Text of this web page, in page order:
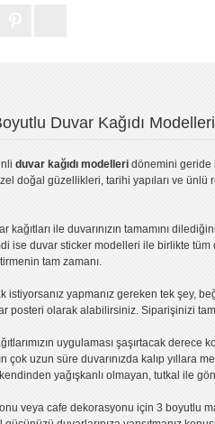
Duvar Kağıdı
duvar kağıdı modelleri dönemini geride
doğal güzellikleri, tarihi yapıları ve
kağıtları ile duvarınızın tamamını
ise duvar sticker modelleri ile birlikte tüm
tam zamanı.
istiyorsanız yapmanız gereken tek şey,
posteri olarak alabilirsiniz. Siparişinizi
uygulaması şaşırtacak derece
çok uzun süre duvarınızda kalıp yıllara
yağışkanlı olmayan, tutkal ile
veya cafe dekorasyonu için 3 boyutlu